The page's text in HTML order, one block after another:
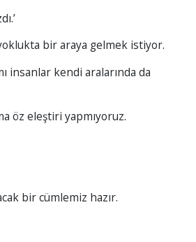
bir araya gelmek istiyor.
insanlar kendi aralarında da
öz eleştiri yapmıyoruz.
bir cümlemiz hazır.